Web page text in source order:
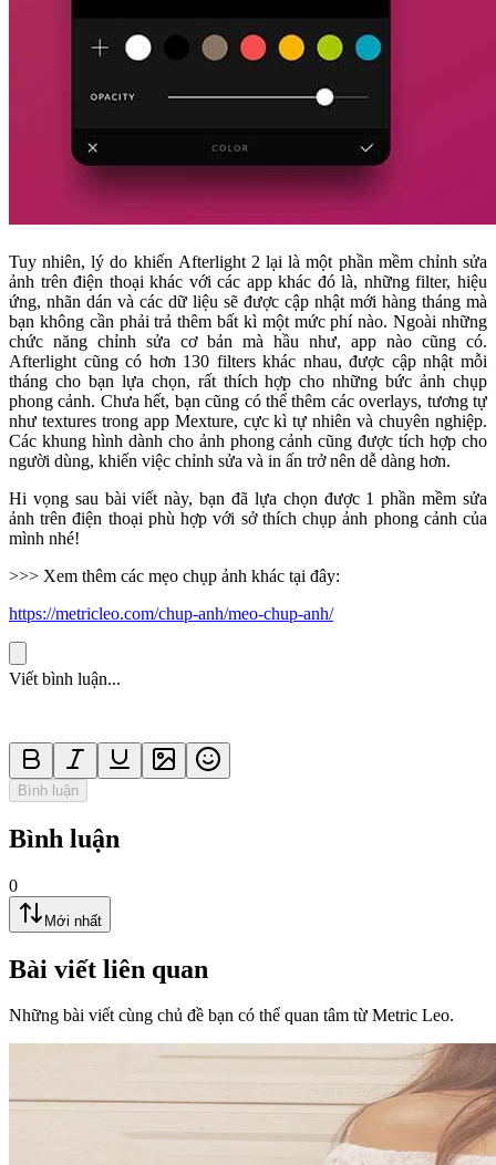
Tuy nhiên, lý do khiến Afterlight 2 lại là một phần mềm chỉnh sửa
ảnh trên điện thoại khác với các app khác đó là, những filter, hiệu
ứng, nhãn dán và các dữ liệu sẽ được cập nhật mới hàng tháng mà
bạn không cần phải trả thêm bất kì một mức phí nào. Ngoài những
chức năng chỉnh sửa cơ bản mà hầu như, app nào cũng có.
Afterlight cũng có hơn 130 filters khác nhau, được cập nhật mỗi
tháng cho bạn lựa chọn, rất thích hợp cho những bức ảnh chụp
phong cảnh. Chưa hết, bạn cũng có thể thêm các overlays, tương tự
như textures trong app Mexture, cực kì tự nhiên và chuyên nghiệp.
Các khung hình dành cho ảnh phong cảnh cũng được tích hợp cho
người dùng, khiến việc chỉnh sửa và in ấn trở nên dễ dàng hơn.
Hi vọng sau bài viết này, bạn đã lựa chọn được 1 phần mềm sửa
ảnh trên điện thoại phù hợp với sở thích chụp ảnh phong cảnh của
mình nhé!
>>> Xem thêm các mẹo chụp ảnh khác tại đây:
https://metricleo.com/chup-anh/meo-chup-anh/
Viết bình luận...
Bình luận
Bình luận
0
Mới nhất
Bài viết liên quan
Những bài viết cùng chủ đề bạn có thể quan tâm từ Metric Leo.